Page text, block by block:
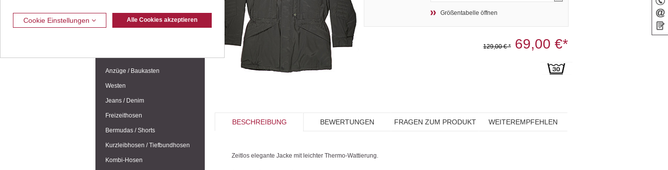
Wolljacken
Mantel
Sakkos / Janker
Anzüge / Baukasten
Westen
Jeans / Denim
Freizeithosen
Bermudas / Shorts
Kurzleibhosen / Tiefbundhosen
Kombi-Hosen
Größentabelle öffnen
129,00 € *69,00 €*
BESCHREIBUNG BEWERTUNGEN FRAGEN ZUM PRODUKT WEITEREMPFEHLEN
Zeitlos elegante Jacke mit leichter Thermo-Wattierung.
Cookie Einstellungen Alle Cookies akzeptieren